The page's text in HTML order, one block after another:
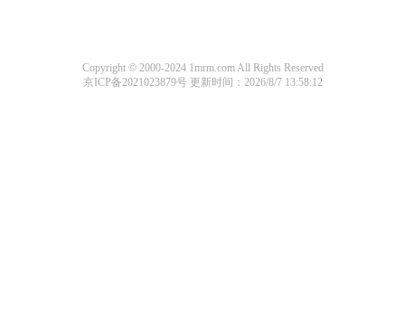
Copyright © 2000-2024 1mrm.com All Rights Reserved
京ICP备2021023879号 更新时间：2026/8/7 13:58:12